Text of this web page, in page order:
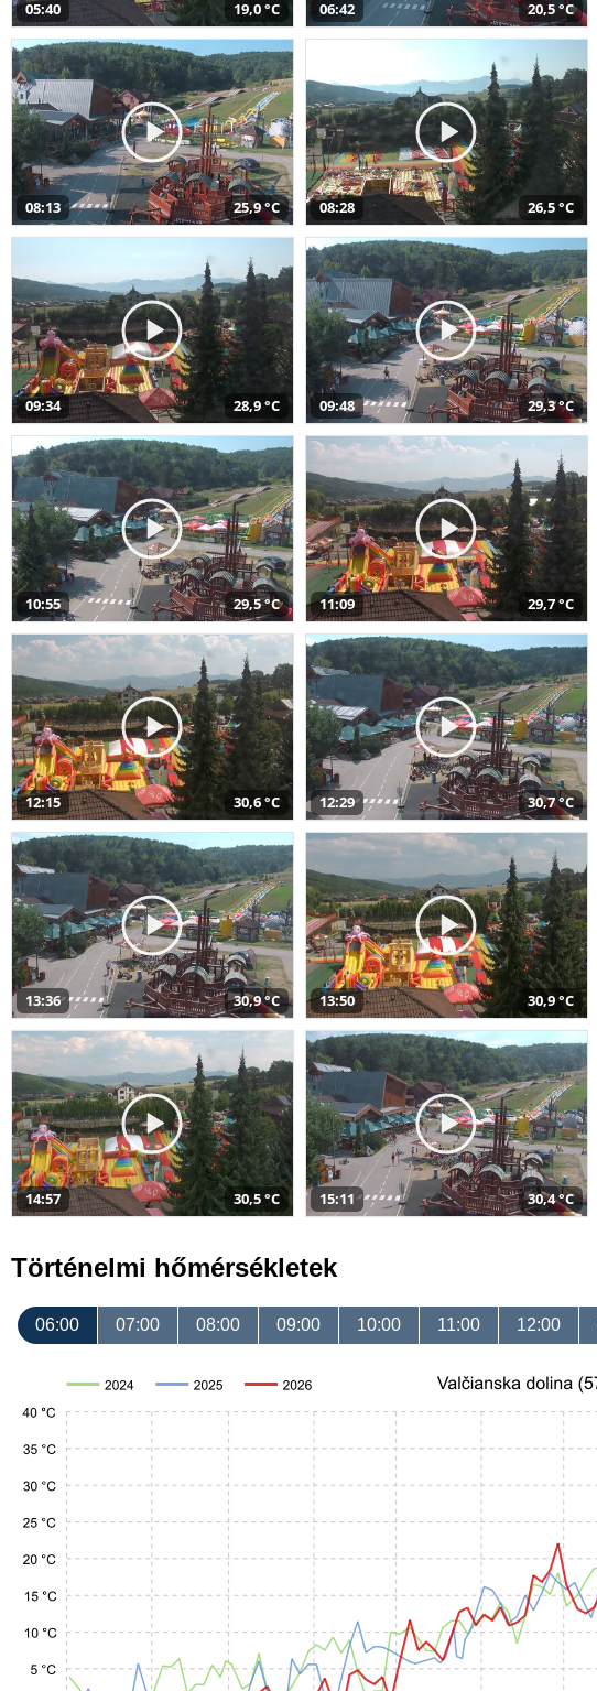
05:40 19,0 °C 06:42 20,5 °C
08:13 25,9 °C 08:28 26,5 °C
09:34 28,9 °C 09:48 29,3 °C
10:55 29,5 °C 11:09 29,7 °C
12:15 30,6 °C 12:29 30,7 °C
13:36 30,9 °C 13:50 30,9 °C
14:57 30,5 °C 15:11 30,4 °C
Történelmi hőmérsékletek
06:00 07:00 08:00 09:00 10:00 11:00 12:00